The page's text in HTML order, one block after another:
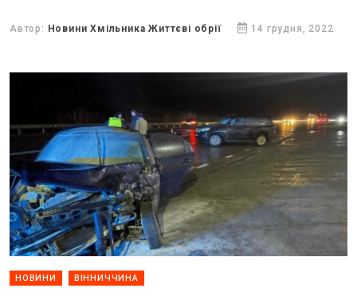
Автор: Новини Хмільника Життєві обрії 14 грудня, 2022
НОВИНИ ВІННИЧЧИНА